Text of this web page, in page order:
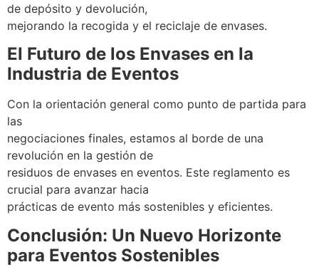
de depósito y devolución,
mejorando la recogida y el reciclaje de envases.
El Futuro de los Envases en la
Industria de Eventos
Con la orientación general como punto de partida para
las
negociaciones finales, estamos al borde de una
revolución en la gestión de
residuos de envases en eventos. Este reglamento es
crucial para avanzar hacia
prácticas de evento más sostenibles y eficientes.
Conclusión: Un Nuevo Horizonte
para Eventos Sostenibles